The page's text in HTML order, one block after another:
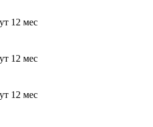
12 мес
12 мес
12 мес